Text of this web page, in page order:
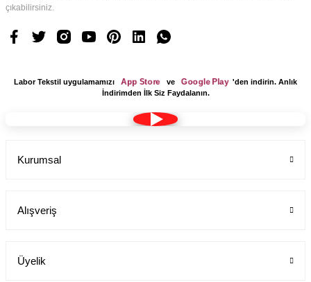
Çocuklar İçin Yüz Koruma Maskesi Kumaş Hayvanlar Alemi Lacivert
çıkabilirsiniz.
Labor Tekstil uygulamamızı App Store ve Google Play 'den indirin. Anlık
İndirimden İlk Siz Faydalanın.
Kurumsal
Alışveriş
Üyelik